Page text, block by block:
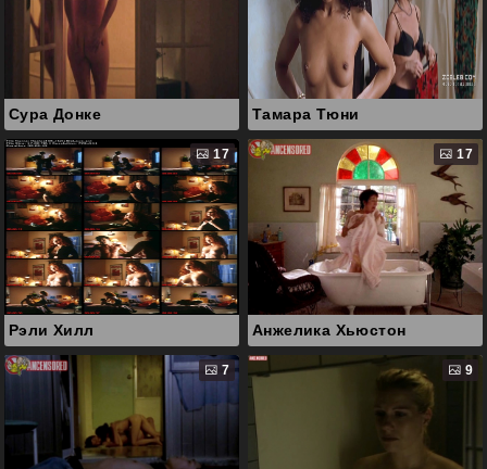
Сура Донке Тамара Тюни
17
Рэли Хилл
17
Анжелика Хьюстон
7 9